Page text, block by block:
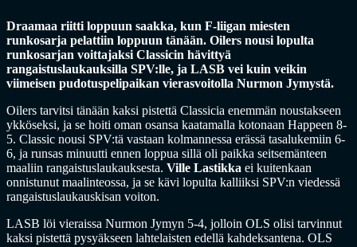
Draamaa riitti loppuun saakka, kun F-liigan miesten
runkosarja pelattiin loppuun tänään. Oilers nousi lopulta
runkosarjan voittajaksi Classicin hävittyä
rangaistuslaukauksilla SPV:lle, ja LASB vei kuin veikin
viimeisen pudotuspelipaikan vierasvoitolla Nurmon Jymystä.
Oilers tarvitsi tänään kaksi pistettä Classicia enemmän noustakseen
ykköseksi, ja se hoiti oman osansa kaatamalla kotonaan Happeen 8-
5. Classic nousi SPV:tä vastaan kolmannessa erässä tasalukemiin 6-
6, ja runsas minuutti ennen loppua sillä oli paikka seitsemänteen
maaliin rangaistuslaukauksesta. Ville Lastikka ei kuitenkaan
onnistunut maalinteossa, ja se kävi lopulta kalliiksi SPV:n viedessä
rangaistuslaukauskisan voiton.
LASB löi vieraissa Nurmon Jymyn 5-4, jolloin OLS olisi tarvinnut
kaksi pistettä pysyäkseen lahtelaisten edellä kahdeksantena. OLS